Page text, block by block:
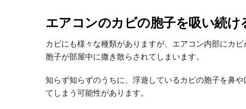
エアコンのカビの胞子を吸い続け
カビにも様々な種類がありますが、エアコン内部にカ
胞子が部屋中に撒き散らされてしまいます。
知らず知らずのうちに、浮遊しているカビの胞子を鼻
てしまう可能性があります。